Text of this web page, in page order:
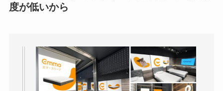
Temuは怪しい？口コ
ミ・評判が正直ヤバ
度が低いから